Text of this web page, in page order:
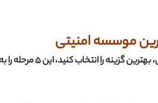
موسسه امنیتی
گزینه را انتخاب کنید، این۵مرحله را